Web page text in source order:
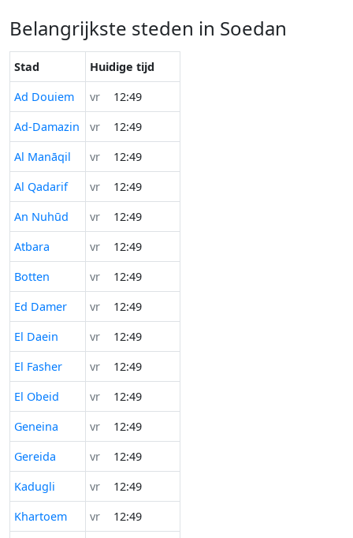
Belangrijkste steden in Soedan
Stad
Huidige tijd
Ad Douiem
vr
12:49
Ad-Damazin
vr
12:49
Al Manāqil
vr
12:49
Al Qadarif
vr
12:49
An Nuhūd
vr
12:49
Atbara
vr
12:49
Botten
vr
12:49
Ed Damer
vr
12:49
El Daein
vr
12:49
El Fasher
vr
12:49
El Obeid
vr
12:49
Geneina
vr
12:49
Gereida
vr
12:49
Kadugli
vr
12:49
Khartoem
vr
12:49